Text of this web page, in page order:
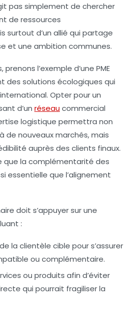
pas simplement de chercher
de ressources
surtout d’un allié qui partage
et une ambition communes.
l’exemple d’une PME
des solutions écologiques qui
Opter pour un
d’un réseaucommercial
logistique permettra non
de nouveaux marchés, mais
auprès des clients finaux.
que la complémentarité des
essentielle que l’alignement
doit s’appuyer sur une
:
la clientèle cible pour s’assurer
ou complémentaire.
ou produits afin d’éviter
qui pourrait fragiliser la